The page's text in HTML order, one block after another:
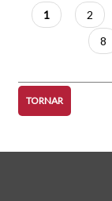
Paginació
Pàgina
actual
1 2
8
TORNAR